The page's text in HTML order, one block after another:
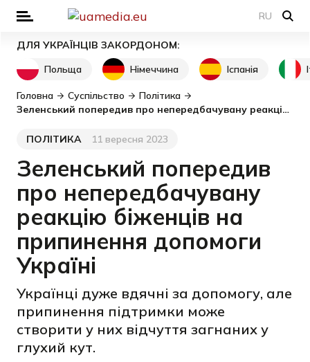
RU
ДЛЯ УКРАЇНЦІВ ЗАКОРДОНОМ:
Польща
Німеччина Іспанія
Головна Суспільство
Політика
Зеленський попередив про непередбачувану реакцію біженців на припинення допомоги Україні
Категорія
ПОЛІТИКА
Дата публікації11 вересня 2023
Зеленський попередив
про непередбачувану
реакцію біженців на
припинення допомоги
Україні
Українці дуже вдячні за допомогу, але
припинення підтримки може
створити у них відчуття загнаних у
глухий кут.